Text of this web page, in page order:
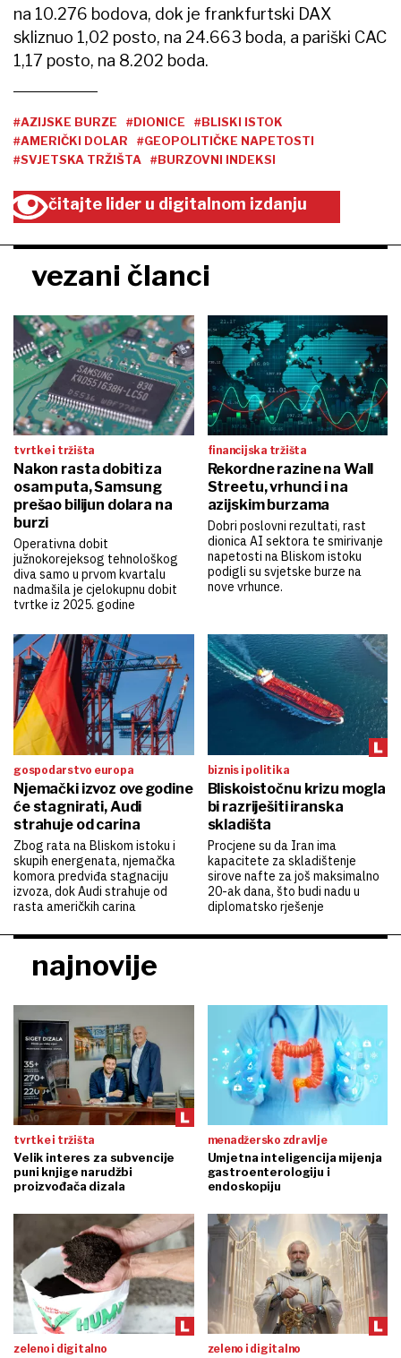
na 10.276 bodova, dok je frankfurtski DAX
skliznuo 1,02 posto, na 24.663 boda, a pariški CAC
1,17 posto, na 8.202 boda.
#AZIJSKE BURZE #DIONICE
#BLISKI ISTOK
#AMERIČKI DOLAR
#GEOPOLITIČKE NAPETOSTI
#SVJETSKA TRŽIŠTA
#BURZOVNI INDEKSI
čitajte lider u digitalnom izdanju
vezani članci
tvrtke i tržišta
Nakon rasta dobiti za
osam puta, Samsung
prešao bilijun dolara na
burzi
Operativna dobit
južnokorejeksog tehnološkog
diva samo u prvom kvartalu
nadmašila je cjelokupnu dobit
tvrtke iz 2025. godine
financijska tržišta
Rekordne razine na Wall
Streetu, vrhunci i na
azijskim burzama
Dobri poslovni rezultati, rast
dionica AI sektora te smirivanje
napetosti na Bliskom istoku
podigli su svjetske burze na
nove vrhunce.
gospodarstvo europa
Njemački izvoz ove godine
će stagnirati, Audi
strahuje od carina
Zbog rata na Bliskom istoku i
skupih energenata, njemačka
komora predviđa stagnaciju
izvoza, dok Audi strahuje od
rasta američkih carina
biznis i politika
Bliskoistočnu krizu mogla
bi razriješiti iranska
skladišta
Procjene su da Iran ima
kapacitete za skladištenje
sirove nafte za još maksimalno
20-ak dana, što budi nadu u
diplomatsko rješenje
najnovije
tvrtke i tržišta
Velik interes za subvencije
puni knjige narudžbi
proizvođača dizala
menadžersko zdravlje
Umjetna inteligencija mijenja
gastroenterologiju i
endoskopiju
zeleno i digitalno zeleno i digitalno